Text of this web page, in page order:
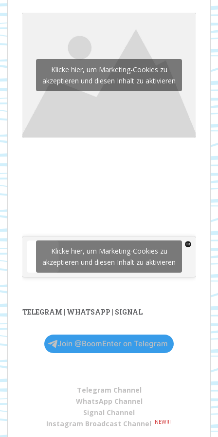
Klicke hier, um Marketing-Cookies zu
akzeptieren und diesen Inhalt zu aktivieren
Klicke hier, um Marketing-Cookies zu
akzeptieren und diesen Inhalt zu aktivieren
TELEGRAM | WHATSAPP | SIGNAL
Join @BoomEnter on Telegram
Telegram Channel
WhatsApp Channel
Signal Channel
Instagram Broadcast Channel
NEW!!!